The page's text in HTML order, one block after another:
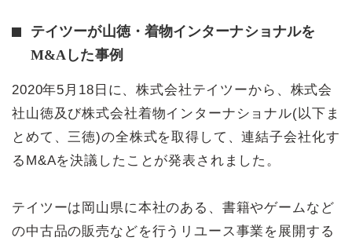
テイツーが山徳・着物インターナショナルを
M&Aした事例
2020年5月18日に、株式会社テイツーから、株式会
社山徳及び株式会社着物インターナショナル(以下ま
とめて、三徳)の全株式を取得して、連結子会社化す
るM&Aを決議したことが発表されました。
テイツーは岡山県に本社のある、書籍やゲームなど
の中古品の販売などを行うリユース事業を展開する